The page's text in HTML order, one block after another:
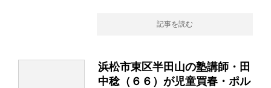
記事を読む
浜松市東区半田山の塾講師・田
中稔（６６）が児童買春・ポル